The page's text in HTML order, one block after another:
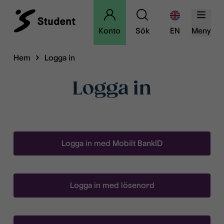
Konto Sök EN Meny
Hem Logga in
Logga in
Logga in med Mobilt BankID
Logga in med lösenord